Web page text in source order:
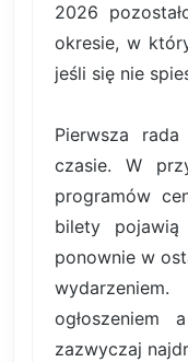
2026
okresie, w
jeśli się nie
Pierwsza
czasie. W
programów
bilety
ponownie w
ogłoszeniem
zazwyczaj